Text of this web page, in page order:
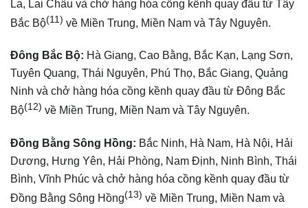
La, Lai Châu và chở hàng hóa cồng kềnh quay đầu từ Tây
Bắc Bộ(11) về Miền Trung, Miền Nam và Tây Nguyên.
Đông Bắc Bộ: Hà Giang, Cao Bằng, Bắc Kạn, Lạng Sơn,
Tuyên Quang, Thái Nguyên, Phú Thọ, Bắc Giang, Quảng
Ninh và chở hàng hóa cồng kềnh quay đầu từ Đông Bắc
Bộ(12) về Miền Trung, Miền Nam và Tây Nguyên.
Đồng Bằng Sông Hồng: Bắc Ninh, Hà Nam, Hà Nội, Hải
Dương, Hưng Yên, Hải Phòng, Nam Định, Ninh Bình, Thái
Bình, Vĩnh Phúc và chở hàng hóa cồng kềnh quay đầu từ
Đồng Bằng Sông Hồng(13) về Miền Trung, Miền Nam và